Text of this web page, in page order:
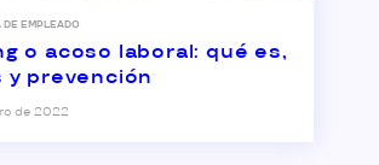
EMPLEADO
o acoso laboral: qué es,
y prevención
de 2022